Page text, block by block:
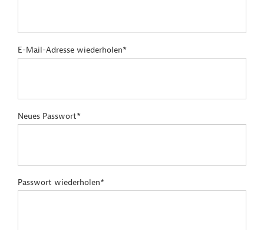
E-Mail-Adresse wiederholen*
Neues Passwort*
Passwort wiederholen*